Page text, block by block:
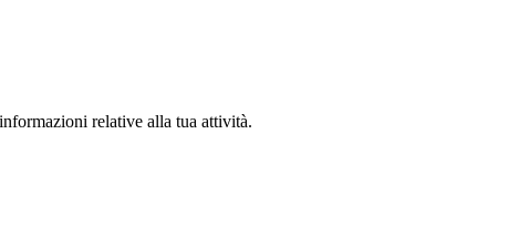
relative alla tua attività.